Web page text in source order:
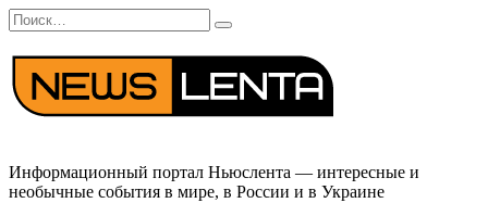
Перейти
к
содержанию
Search
for:
Информационный портал Ньюслента — интересные и
необычные события в мире, в России и в Украине